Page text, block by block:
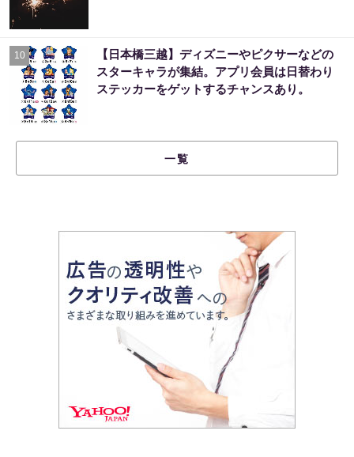
10
【日本橋三越】ディズニーやピクサーなどの
スターキャラが集結。アプリ会員は日替わり
ステッカーをゲットするチャンスあり。
一覧